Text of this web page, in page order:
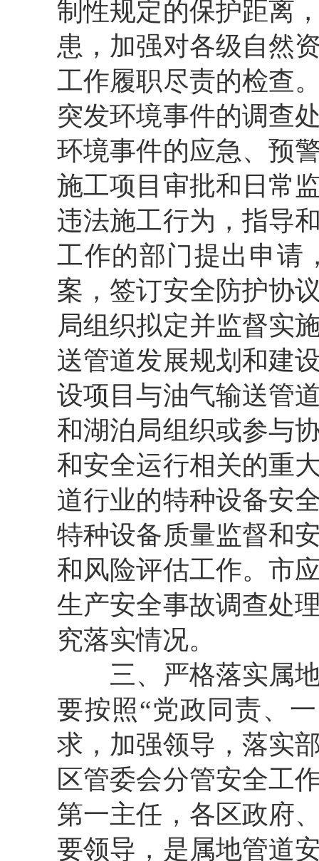
制性规定的保护距离
患，加强对各级自然
工作履职尽责的检查
突发环境事件的调查
环境事件的应急、预
施工项目审批和日常
违法施工行为，指导
工作的部门提出申请
案，签订安全防护协
局组织拟定并监督实
送管道发展规划和建
设项目与油气输送管
和湖泊局组织或参与
和安全运行相关的重
道行业的特种设备安
特种设备质量监督和
和风险评估工作。市
生产安全事故调查处
究落实情况。
三、严格落实属地
要按照“党政同责、
求，加强领导，落实
区管委会分管安全工
第一主任，各区政府
要领导，是属地管道